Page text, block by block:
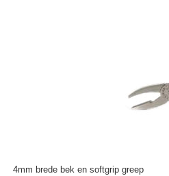
4mm brede bek en softgrip greep